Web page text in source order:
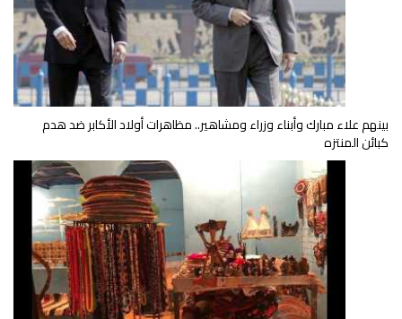
بينهم علاء مبارك وأبناء وزراء ومشاهير.. مظاهرات أولاد الأكابر ضد هدم
كبائن المنتزه